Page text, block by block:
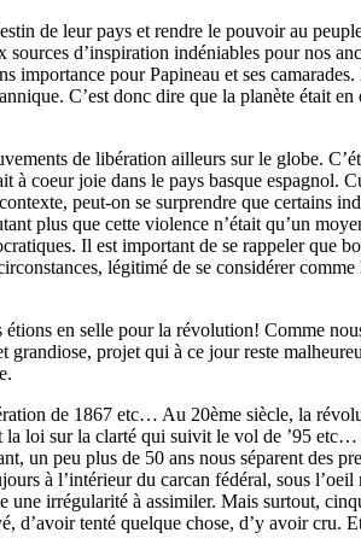
de leur pays et rendre le pouvoir au
d’inspiration indéniables pour nos
importance pour Papineau et ses
C’est donc dire que la planète était
de libération ailleurs sur le globe.
coeur joie dans le pays basque espagnol.
peut-on se surprendre que certains
plus que cette violence n’était qu’un
Il est important de se rappeler que
légitimé de se considérer
en selle pour la révolution! Comme
projet qui à ce jour reste
de 1867 etc… Au 20ème siècle, la
la loi sur la clarté qui suivit le vol de ’95
un peu plus de 50 ans nous séparent des
à l’intérieur du carcan fédéral, sous
irrégularité à assimiler. Mais surtout,
tenté quelque chose, d’y avoir cru.